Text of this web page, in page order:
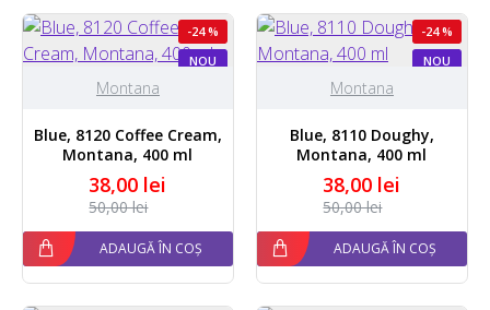
NOU
-24 %
Montana
Blue, 8120 Coffee Cream,
Montana, 400 ml
38,00 lei
50,00 lei
ADAUGĂ ÎN COȘ
NOU
-24 %
Montana
Blue, 8110 Doughy,
Montana, 400 ml
38,00 lei
50,00 lei
ADAUGĂ ÎN COȘ